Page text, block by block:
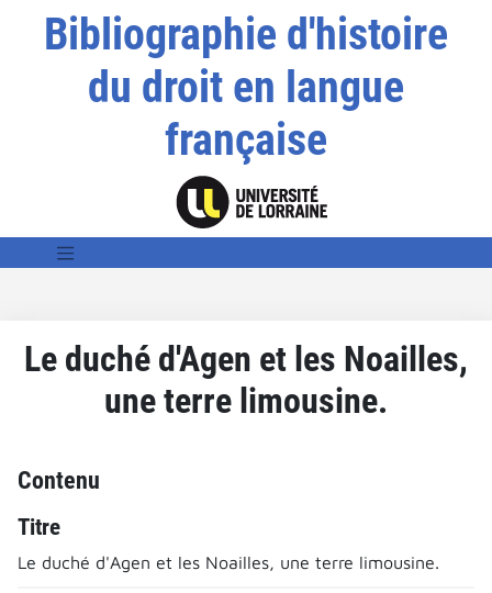
Bibliographie d'histoire
du droit en langue
française
Le duché d'Agen et les Noailles,
une terre limousine.
Contenu
Titre
Le duché d'Agen et les Noailles, une terre limousine.